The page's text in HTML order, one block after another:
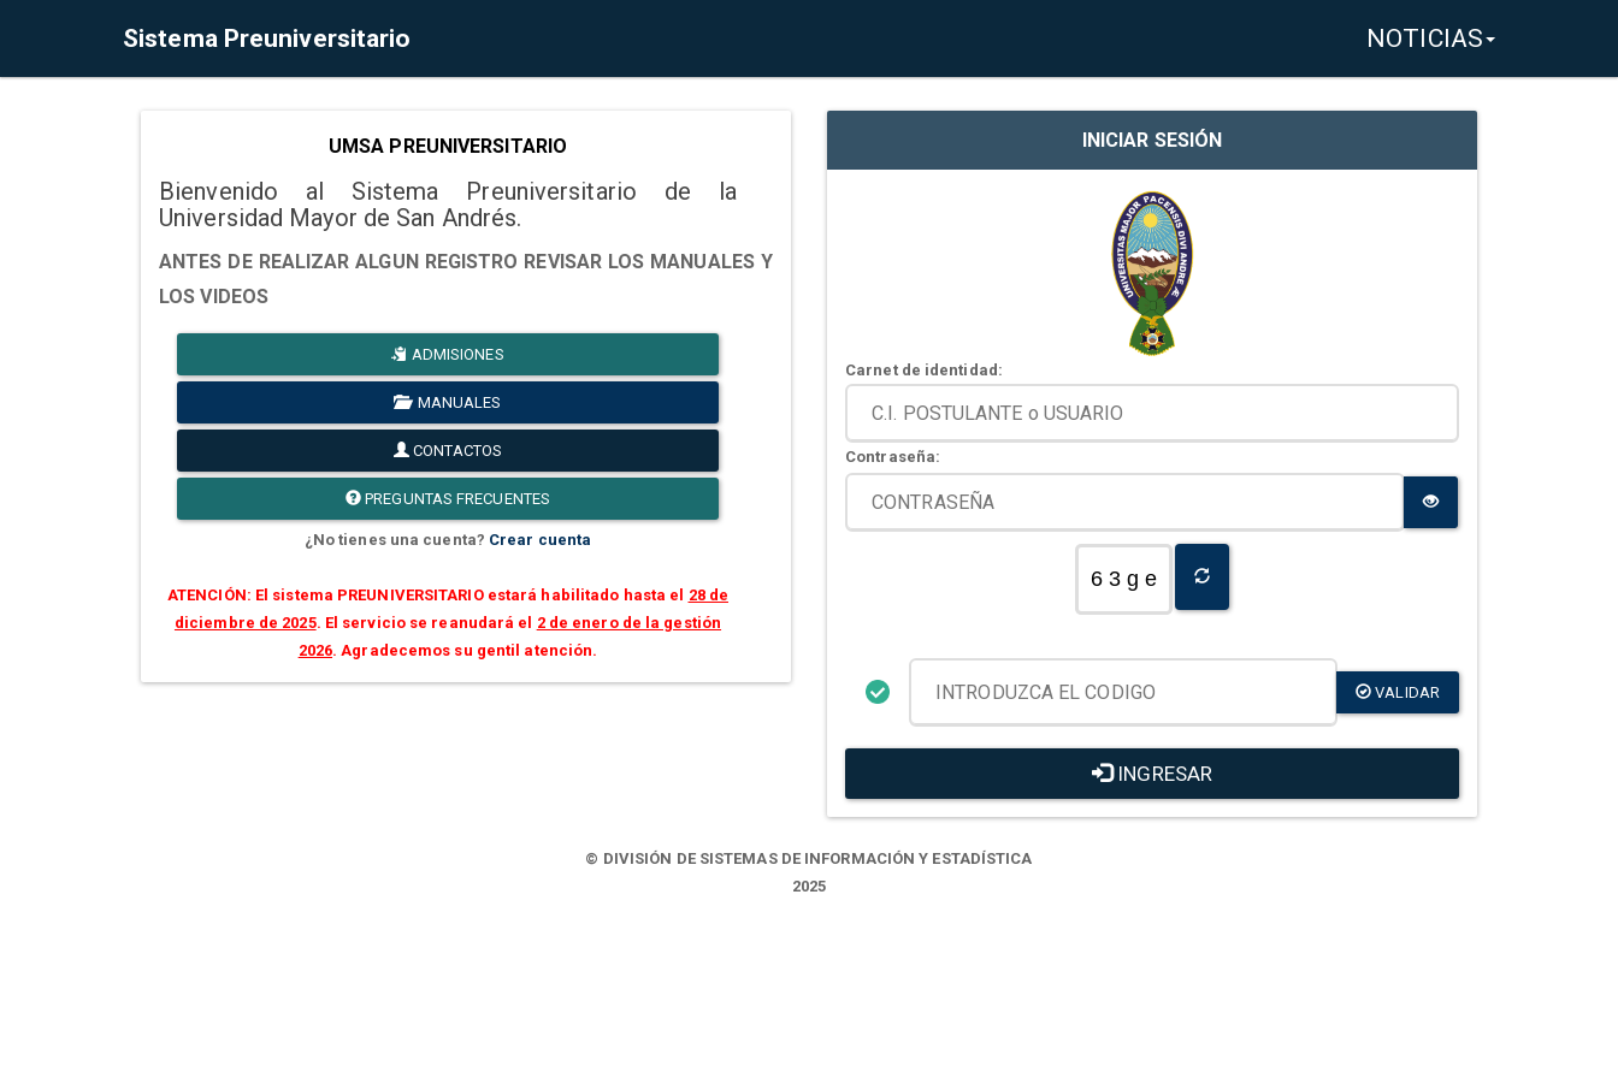
Sistema Preuniversitario NOTICIAS
UMSA PREUNIVERSITARIO
Bienvenido al Sistema Preuniversitario de la
Universidad Mayor de San Andrés.
ANTES DE REALIZAR ALGUN REGISTRO REVISAR LOS MANUALES Y
LOS VIDEOS
ADMISIONES
MANUALES
CONTACTOS
PREGUNTAS FRECUENTES
¿No tienes una cuenta? Crear cuenta
ATENCIÓN: El sistema PREUNIVERSITARIO estará habilitado hasta el 28 de
diciembre de 2025. El servicio se reanudará el 2 de enero de la gestión
2026. Agradecemos su gentil atención.
INICIAR SESIÓN
Carnet de identidad:
Contraseña:
6 3 g e
VALIDAR
INGRESAR
© DIVISIÓN DE SISTEMAS DE INFORMACIÓN Y ESTADÍSTICA
2025